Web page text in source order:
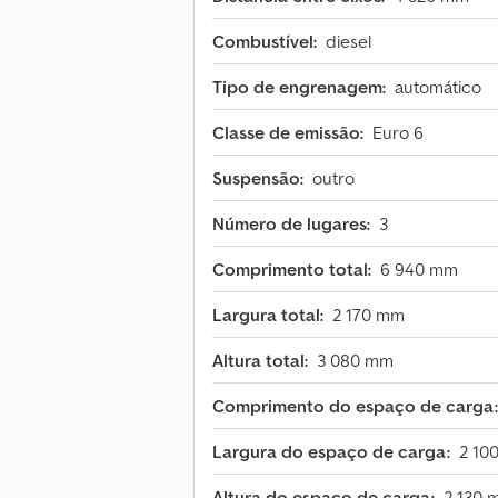
Combustível: diesel
Tipo de engrenagem: automático
Classe de emissão: Euro 6
Suspensão: outro
Número de lugares: 3
Comprimento total: 6 940 mm
Largura total: 2 170 mm
Altura total: 3 080 mm
Comprimento do espaço de carga:
Largura do espaço de carga: 2